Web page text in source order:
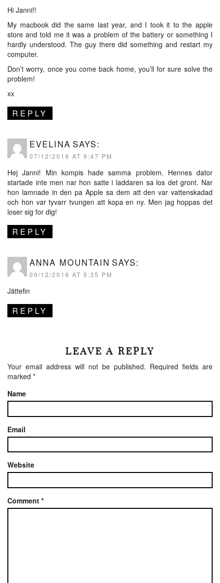
Hi Janni!!
My macbook did the same last year, and I took it to the apple
store and told me it was a problem of the battery or something I
hardly understood. The guy there did something and restart my
computer.
Don’t worry, once you come back home, you’ll for sure solve the
problem!
xx
REPLY
EVELINA SAYS:
07/12/2016 AT 9:47 PM
Hej Janni! Min kompis hade samma problem. Hennes dator
startade inte men nar hon satte i laddaren sa los det gront. Nar
hon lamnade in den pa Apple sa dem att den var vattenskadad
och hon var tyvarr tvungen att kopa en ny. Men jag hoppas det
loser sig for dig!
REPLY
ANNA MOUNTAIN SAYS:
09/12/2016 AT 5:35 PM
Jättefin
REPLY
LEAVE A REPLY
Your email address will not be published. Required fields are
marked *
Name
Email
Website
Comment *